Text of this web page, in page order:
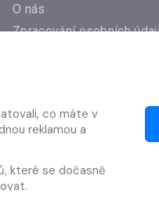
O nás
Zpracování osobních
co máte v
reklamou a
které se dočasně